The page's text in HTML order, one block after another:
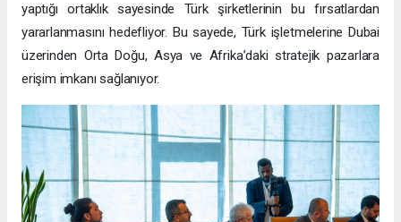
yaptığı ortaklık sayesinde Türk şirketlerinin bu fırsatlardan
yararlanmasını hedefliyor. Bu sayede, Türk işletmelerine Dubai
üzerinden Orta Doğu, Asya ve Afrika’daki stratejik pazarlara
erişim imkanı sağlanıyor.